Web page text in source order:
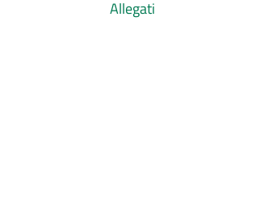
Allegati